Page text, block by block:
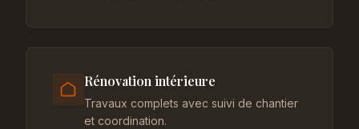
Rénovation intérieure
Travaux complets avec suivi de chantier
et coordination.